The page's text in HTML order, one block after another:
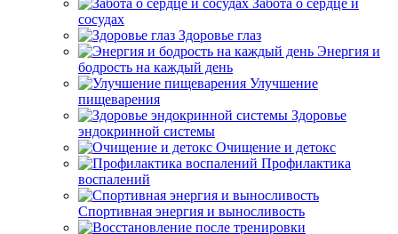
сосудах
Здоровье глаз
Энергия и
бодрость на каждый день
Улучшение
пищеварения
Здоровье
эндокринной системы
Очищение и детокс
Профилактика
воспалений
Спортивная энергия и выносливость